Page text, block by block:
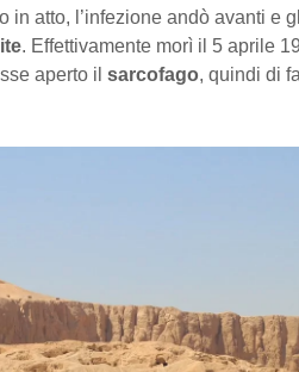
in atto, l’infezione andò avanti e
. Effettivamente morì il 5 aprile
aperto il sarcofago, quindi di